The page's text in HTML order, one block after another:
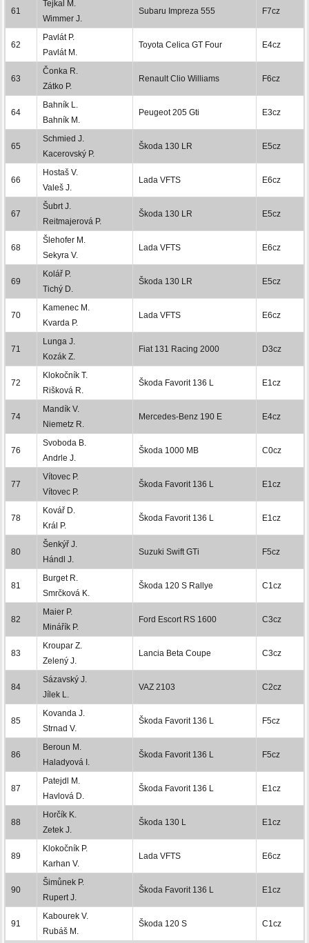
61
Tejkal M.
Wimmer J.
Subaru Impreza 555 F7cz
62
Pavlát P.
Pavlát M.
Toyota Celica GT Four E4cz
63
Čonka R.
Zátko P.
Renault Clio Williams F6cz
64
Bahník L.
Bahník M.
Peugeot 205 Gti E3cz
65
Schmied J.
Kacerovský P.
Škoda 130 LR E5cz
66
Hostaš V.
Valeš J.
Lada VFTS E6cz
67
Šubrt J.
Reitmajerová P.
Škoda 130 LR E5cz
68
Šlehofer M.
Sekyra V.
Lada VFTS E6cz
69
Kolář P.
Tichý D.
Škoda 130 LR E5cz
70
Kamenec M.
Kvarda P.
Lada VFTS E6cz
71
Lunga J.
Kozák Z.
Fiat 131 Racing 2000 D3cz
72
Klokočník T.
Rišková R.
Škoda Favorit 136 L E1cz
74
Mandík V.
Niemetz R.
Mercedes-Benz 190 E E4cz
76
Svoboda B.
Andrle J.
Škoda 1000 MB C0cz
77
Vítovec P.
Vítovec P.
Škoda Favorit 136 L E1cz
78
Kovář D.
Král P.
Škoda Favorit 136 L E1cz
80
Šenkýř J.
Hándl J.
Suzuki Swift GTi F5cz
81
Burget R.
Smrčková K.
Škoda 120 S Rallye C1cz
82
Maier P.
Minářík P.
Ford Escort RS 1600 C3cz
83
Kroupar Z.
Zelený J.
Lancia Beta Coupe C3cz
84
Sázavský J.
Jílek L.
VAZ 2103 C2cz
85
Kovanda J.
Strnad V.
Škoda Favorit 136 L F5cz
86
Beroun M.
Haladyová I.
Škoda Favorit 136 L F5cz
87
Patejdl M.
Havlová D.
Škoda Favorit 136 L E1cz
88
Horčík K.
Zetek J.
Škoda 130 L E1cz
89
Klokočník P.
Karhan V.
Lada VFTS E6cz
90
Šimůnek P.
Rupert J.
Škoda Favorit 136 L E1cz
91
Kabourek V.
Rubáš M.
Škoda 120 S C1cz